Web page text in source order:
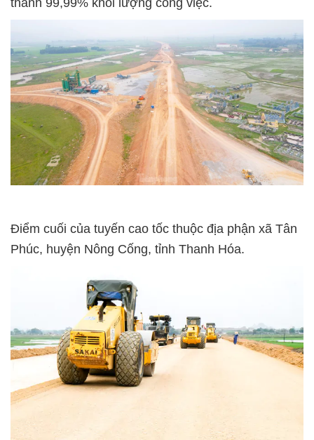
thành 99,99% khối lượng công việc.
Điểm cuối của tuyến cao tốc thuộc địa phận xã Tân
Phúc, huyện Nông Cống, tỉnh Thanh Hóa.